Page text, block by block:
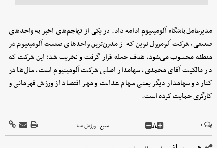
مدیرعامل باشگاه آلومینیوم ادامه داد: در یکی از تهاجم‌های اخیر به واحدهای
صنعتی، شرکت آلومرول نوین که از مدرن‌ترین واحدهای صنعت آلومینیوم در
منطقه محسوب می‌شود، هدف حمله قرار گرفت و تخریب شد؛ این شرکت که
در مالکیت آقای محمدی، سهامدار اصلی شرکت آلومینیوم است، سال‌ها در
کنار دو سهامدار دیگر یعنی سهام عدالت و مهر اقتصاد از ورزش قهرمانی و
کارگری حمایت کرده است.
۰ A منبع :ورزش سه